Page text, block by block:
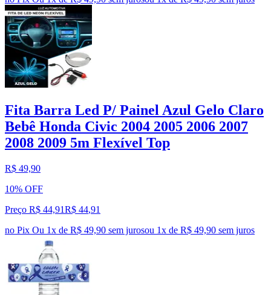
Fita Barra Led P/ Painel Azul Gelo Claro
Bebê Honda Civic 2004 2005 2006 2007
2008 2009 5m Flexível Top
R$ 49,90
10% OFF
Preço R$ 44,91R$ 44,91
no Pix Ou 1x de R$ 49,90 sem jurosou 1x de R$ 49,90 sem juros